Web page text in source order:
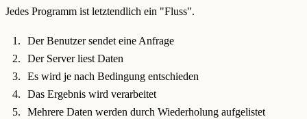
Jedes Programm ist letztendlich ein "Fluss".
Der Benutzer sendet eine Anfrage
Der Server liest Daten
Es wird je nach Bedingung entschieden
Das Ergebnis wird verarbeitet
Mehrere Daten werden durch Wiederholung aufgelistet